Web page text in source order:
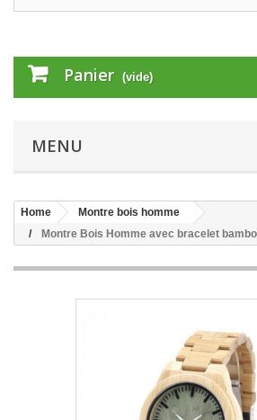
Panier (vide)
MENU
Home
Montre bois homme
Montre Bois Homme avec bracelet